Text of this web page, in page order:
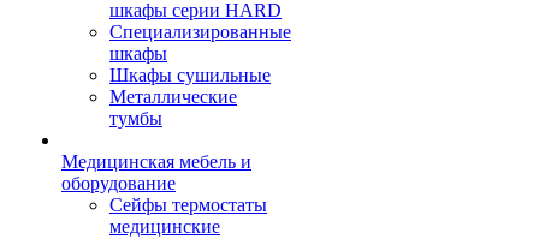
шкафы серии HARD
Cпециализированные
шкафы
Шкафы сушильные
Металлические
тумбы
Медицинская мебель и
оборудование
Сейфы термостаты
медицинские